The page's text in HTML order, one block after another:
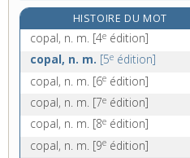
copépodes, n. m. pl.
copermutant, n. m.[7eédition]
copernicien, -ienne, adj.
cophte, n. m.
HISTOIRE DU MOT
copal, n. m. [4e édition]
copal, n. m. [5e édition]
copal, n. m. [6e édition]
copal, n. m. [7e édition]
copal, n. m. [8e édition]
copal, n. m. [9e édition]